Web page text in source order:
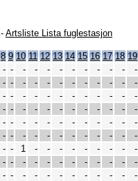
- Artsliste Lista fuglestasjon
8 9 10 11 12 13 14 15 16 17 18 19
- - - - - - - - - - - -
- - - - - - - - - - - -
- - - - - - - - - - - -
- - - - - - - - - - - -
- - - - - - - - - - - -
- - - - - - - - - - - -
- - 1 - - - - - - - - -
- - - - - - - - - - - -
- - - - - - - - - - - -